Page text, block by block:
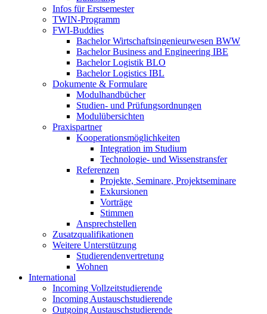
Infos für Erstsemester
TWIN-Programm
FWI-Buddies
Bachelor Wirtschaftsingenieurwesen BWW
Bachelor Business and Engineering IBE
Bachelor Logistik BLO
Bachelor Logistics IBL
Dokumente & Formulare
Modulhandbücher
Studien- und Prüfungsordnungen
Modulübersichten
Praxispartner
Kooperationsmöglichkeiten
Integration im Studium
Technologie- und Wissenstransfer
Referenzen
Projekte, Seminare, Projektseminare
Exkursionen
Vorträge
Stimmen
Ansprechstellen
Zusatzqualifikationen
Weitere Unterstützung
Studierendenvertretung
Wohnen
International
Incoming Vollzeitstudierende
Incoming Austauschstudierende
Outgoing Austauschstudierende